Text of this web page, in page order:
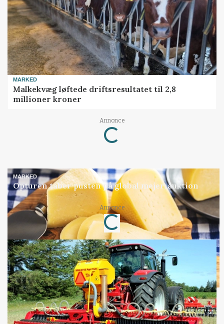
MARKED
Malkekvæg løftede driftsresultatet til 2,8
millioner kroner
Annonce
Loading...
MARKED
Opturen taber pusten på global mejeriauktion
Annonce
Loading...